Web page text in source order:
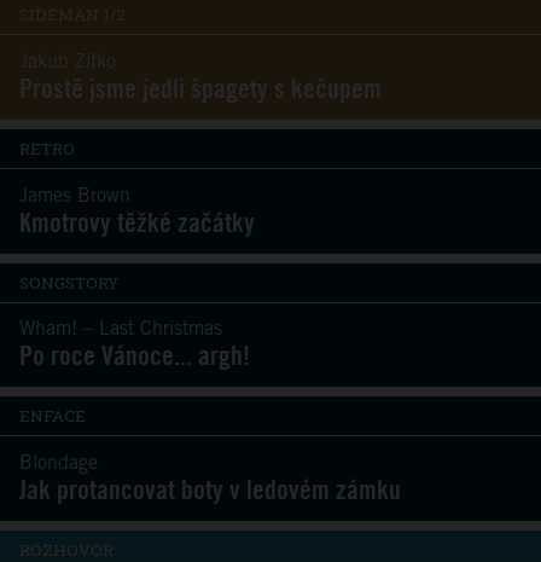
SIDEMAN 1/2
Jakub Zítko
Prostě jsme jedli špagety s kečupem
RETRO
James Brown
Kmotrovy těžké začátky
SONGSTORY
Wham! – Last Christmas
Po roce Vánoce... argh!
ENFACE
Blondage
Jak protancovat boty v ledovém zámku
ROZHOVOR